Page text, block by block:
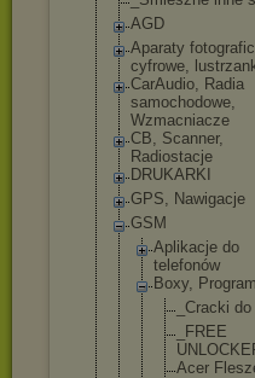
AGD
Aparaty
cyfrowe,
CarAudio, Radia
samochodowe,
Wzmacniacze
CB, Scanner,
Radiostacje
DRUKARKI
GPS, Nawigacje
GSM
Aplikacje do
telefonów
Boxy,
_Cracki
_FREE
Acer